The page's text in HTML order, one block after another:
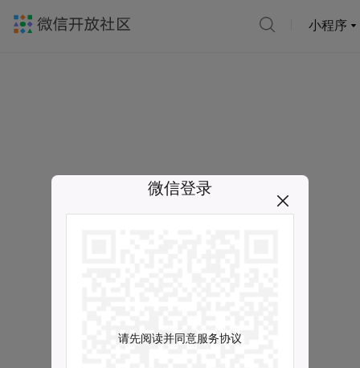
小程序
微信登录
请先阅读并同意服务协议